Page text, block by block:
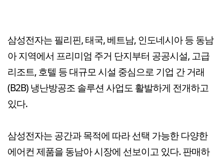
삼성전자는 필리핀, 태국, 베트남, 인도네시아 등 동남
아 지역에서 프리미엄 주거 단지부터 공공시설, 고급
리조트, 호텔 등 대규모 시설 중심으로 기업 간 거래
(B2B) 냉난방공조 솔루션 사업도 활발하게 전개하고
있다.
삼성전자는 공간과 목적에 따라 선택 가능한 다양한
에어컨 제품을 동남아 시장에 선보이고 있다. 판매하